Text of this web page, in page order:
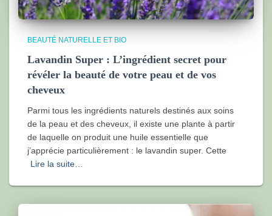
BEAUTÉ NATURELLE ET BIO
Lavandin Super : L’ingrédient secret pour
révéler la beauté de votre peau et de vos
cheveux
Parmi tous les ingrédients naturels destinés aux soins
de la peau et des cheveux, il existe une plante à partir
de laquelle on produit une huile essentielle que
j’apprécie particulièrement : le lavandin super. Cette
Lire la suite…